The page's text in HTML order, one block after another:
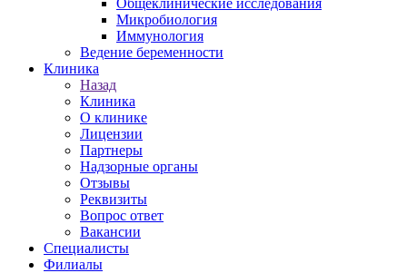
Общеклинические исследования
Микробиология
Иммунология
Ведение беременности
Клиника
Назад
Клиника
О клинике
Лицензии
Партнеры
Надзорные органы
Отзывы
Реквизиты
Вопрос ответ
Вакансии
Специалисты
Филиалы